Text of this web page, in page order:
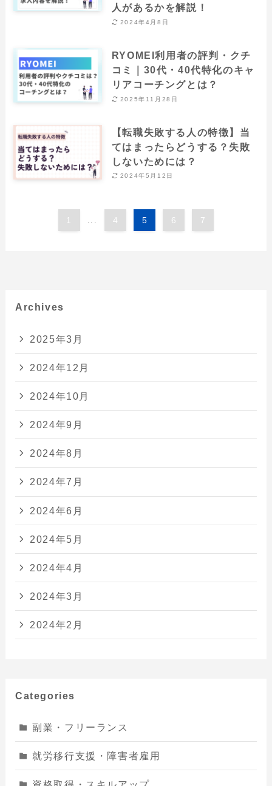
人があるかを解説！
2024年4月8日
RYOMEI利用者の評判・クチ
コミ｜30代・40代特化のキャ
リアコーチングとは？
2025年11月28日
【転職失敗する人の特徴】当
てはまったらどうする？失敗
しないためには？
2024年5月12日
1 ... 4 5 6 7
Archives
2025年3月
2024年12月
2024年10月
2024年9月
2024年8月
2024年7月
2024年6月
2024年5月
2024年4月
2024年3月
2024年2月
Categories
副業・フリーランス
就労移行支援・障害者雇用